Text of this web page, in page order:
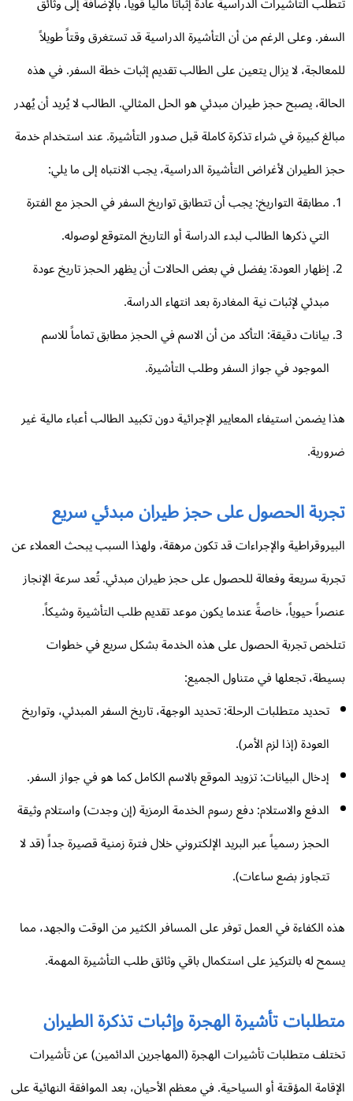
وعلى الرغم من أن التأشيرة الدراسية قد تستغرق وقتاً طويلاً
لا يزال يتعين على الطالب تقديم إثبات خطة السفر. في هذه
يصبح حجز طيران مبدئي هو الحل المثالي. الطالب لا يُريد أن يُهدر
كبيرة في شراء تذكرة كاملة قبل صدور التأشيرة. عند استخدام خدمة
الطيران لأغراض التأشيرة الدراسية، يجب الانتباه إلى ما يلي:
مطابقة التواريخ: يجب أن تتطابق تواريخ السفر في الحجز مع الفترة
التي ذكرها الطالب لبدء الدراسة أو التاريخ المتوقع لوصوله.
إظهار العودة: يفضل في بعض الحالات أن يظهر الحجز تاريخ عودة
مبدئي لإثبات نية المغادرة بعد انتهاء الدراسة.
بيانات دقيقة: التأكد من أن الاسم في الحجز مطابق تماماً للاسم
الموجود في جواز السفر وطلب التأشيرة.
يضمن استيفاء المعايير الإجرائية دون تكبيد الطالب أعباء مالية غير
الحصول على حجز طيران مبدئي سريع
والإجراءات قد تكون مرهقة، ولهذا السبب يبحث العملاء عن
سريعة وفعالة للحصول على حجز طيران مبدئي. تُعد سرعة الإنجاز
حيوياً، خاصةً عندما يكون موعد تقديم طلب التأشيرة وشيكاً.
تجربة الحصول على هذه الخدمة بشكل سريع في خطوات
تجعلها في متناول الجميع:
تحديد متطلبات الرحلة: تحديد الوجهة، تاريخ السفر المبدئي، وتواريخ
العودة (إذا لزم الأمر).
إدخال البيانات: تزويد الموقع بالاسم الكامل كما هو في جواز السفر.
الدفع والاستلام: دفع رسوم الخدمة الرمزية (إن وجدت) واستلام وثيقة
الحجز رسمياً عبر البريد الإلكتروني خلال فترة زمنية قصيرة جداً (قد لا
تتجاوز بضع ساعات).
الكفاءة في العمل توفر على المسافر الكثير من الوقت والجهد، مما
له بالتركيز على استكمال باقي وثائق طلب التأشيرة المهمة.
تأشيرة الهجرة وإثبات تذكرة الطيران
متطلبات تأشيرات الهجرة (المهاجرين الدائمين) عن تأشيرات
المؤقتة أو السياحية. في معظم الأحيان، بعد الموافقة النهائية على